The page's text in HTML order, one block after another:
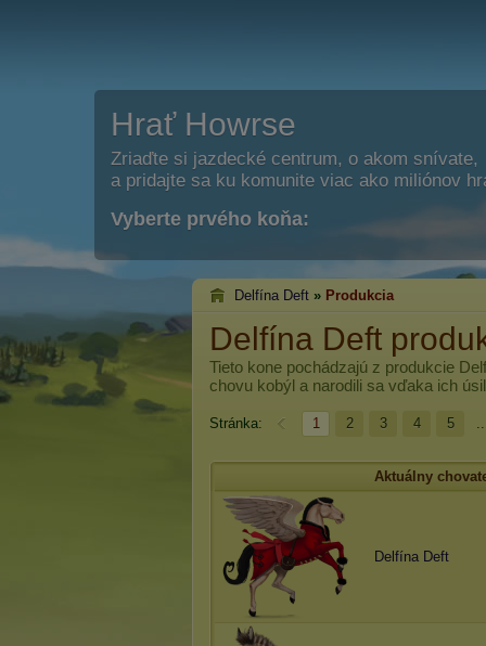
Hrať Howrse
Zriaďte si jazdecké centrum, o akom snívate,
a pridajte sa ku komunite viac ako miliónov
Vyberte prvého koňa:
Delfína Deft » Produkcia
Delfína Deft
Tieto kone pochádzajú z produkcie
chovu kobýl a narodili sa vďaka ich
Stránka: 1 2 3 4 5
Aktuálny
Delfína Deft